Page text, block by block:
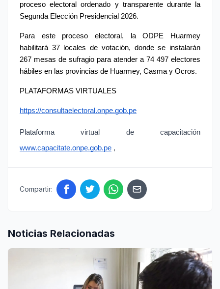
proceso electoral ordenado y transparente durante la
Segunda Elección Presidencial 2026.
Para este proceso electoral, la ODPE Huarmey
habilitará 37 locales de votación, donde se instalarán
267 mesas de sufragio para atender a 74 497 electores
hábiles en las provincias de Huarmey, Casma y Ocros.
PLATAFORMAS VIRTUALES
https://consultaelectoral.onpe.gob.pe
www.capacitate.onpe.gob.pe ,
Compartir:
Noticias Relacionadas